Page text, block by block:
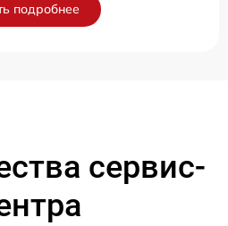
подробнее
сервис-